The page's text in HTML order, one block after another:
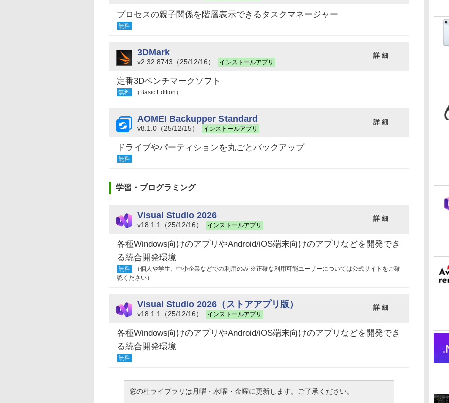
プロセスの親子関係を階層表示できるタスクマネージャー
無料
3DMark
v2.32.8743（25/12/16） インストールアプリ
詳 細
定番3Dベンチマークソフト
無料 （Basic Edition）
AOMEI Backupper Standard
v8.1.0（25/12/15） インストールアプリ
詳 細
ドライブやパーティションを丸ごとバックアップ
無料
学習・プログラミング
Visual Studio 2026
v18.1.1（25/12/16） インストールアプリ
詳 細
各種Windows向けのアプリやAndroid/iOS端末向けのアプリなどを開発でき
る統合開発環境
無料
（個人や学生、中小企業などでの利用のみ ※正確な利用可能ユーザーについては公式サイトをご確
認ください）
Visual Studio 2026（ストアアプリ版）
v18.1.1（25/12/16） インストールアプリ
詳 細
各種Windows向けのアプリやAndroid/iOS端末向けのアプリなどを開発でき
る統合開発環境
無料
窓の杜ライブラリは月曜・水曜・金曜に更新します。ご了承ください。